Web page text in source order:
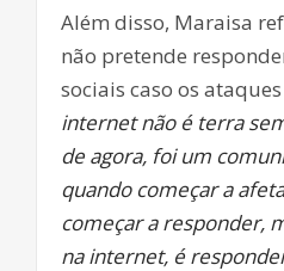
Além disso, Maraisa
não pretende
sociais caso os
internet não é terra
de agora, foi um
quando começar a
começar a responder,
na internet, é